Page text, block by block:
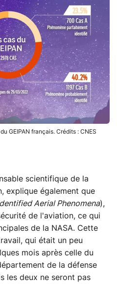
GEIPAN français. Crédits : CNES
scientifique de la
explique également que
Aerial Phenomena),
de l'aviation, ce qui
de la NASA. Cette
qui était un peu
mois après celle du
de la défense
les deux ne seront pas